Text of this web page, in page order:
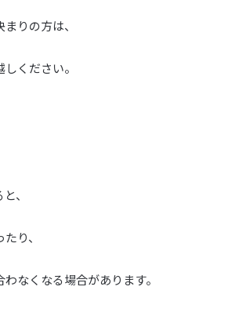
りの方は、
ください。
、
り、
なくなる場合があります。